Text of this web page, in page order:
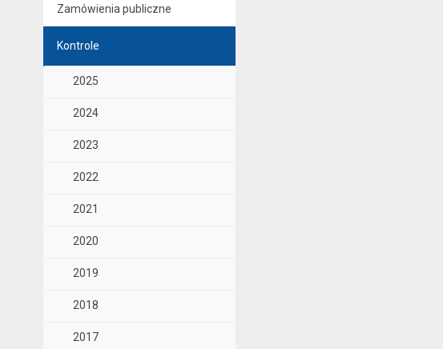
Zamówienia publiczne
Kontrole
2025
2024
2023
2022
2021
2020
2019
2018
2017